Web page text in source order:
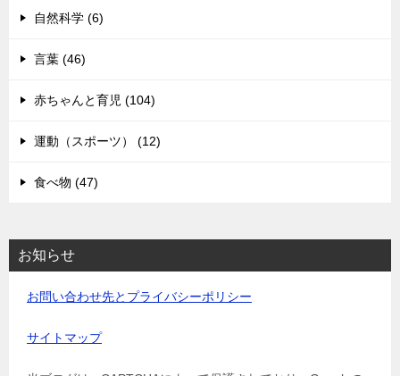
自然科学 (6)
言葉 (46)
赤ちゃんと育児 (104)
運動（スポーツ） (12)
食べ物 (47)
お知らせ
お問い合わせ先とプライバシーポリシー
サイトマップ